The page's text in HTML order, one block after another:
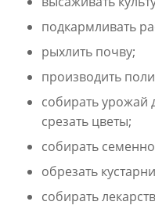
подкармливать
рыхлить почву;
производить
собирать урожай
срезать цветы;
собирать
обрезать
собирать